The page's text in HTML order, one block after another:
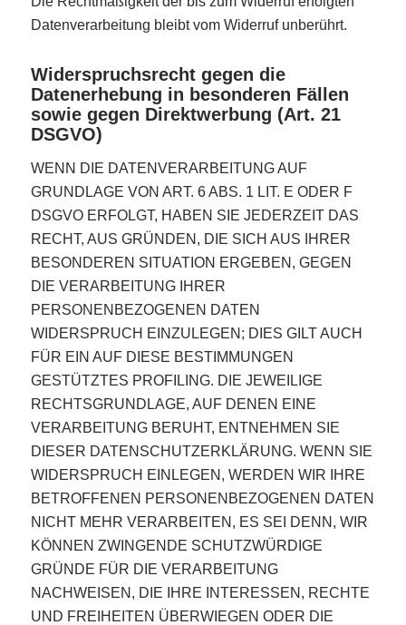
Datenverarbeitung bleibt vom Widerruf unberührt.
Widerspruchsrecht gegen die
Datenerhebung in besonderen Fällen
sowie gegen Direktwerbung (Art. 21
DSGVO)
WENN DIE DATENVERARBEITUNG AUF
GRUNDLAGE VON ART. 6 ABS. 1 LIT. E ODER F
DSGVO ERFOLGT, HABEN SIE JEDERZEIT DAS
RECHT, AUS GRÜNDEN, DIE SICH AUS IHRER
BESONDEREN SITUATION ERGEBEN, GEGEN
DIE VERARBEITUNG IHRER
PERSONENBEZOGENEN DATEN
WIDERSPRUCH EINZULEGEN; DIES GILT AUCH
FÜR EIN AUF DIESE BESTIMMUNGEN
GESTÜTZTES PROFILING. DIE JEWEILIGE
RECHTSGRUNDLAGE, AUF DENEN EINE
VERARBEITUNG BERUHT, ENTNEHMEN SIE
DIESER DATENSCHUTZERKLÄRUNG. WENN SIE
WIDERSPRUCH EINLEGEN, WERDEN WIR IHRE
BETROFFENEN PERSONENBEZOGENEN DATEN
NICHT MEHR VERARBEITEN, ES SEI DENN, WIR
KÖNNEN ZWINGENDE SCHUTZWÜRDIGE
GRÜNDE FÜR DIE VERARBEITUNG
NACHWEISEN, DIE IHRE INTERESSEN, RECHTE
UND FREIHEITEN ÜBERWIEGEN ODER DIE